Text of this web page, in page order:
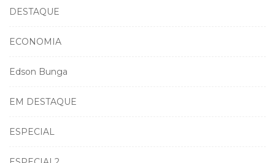
DESTAQUE
ECONOMIA
Edson Bunga
EM DESTAQUE
ESPECIAL